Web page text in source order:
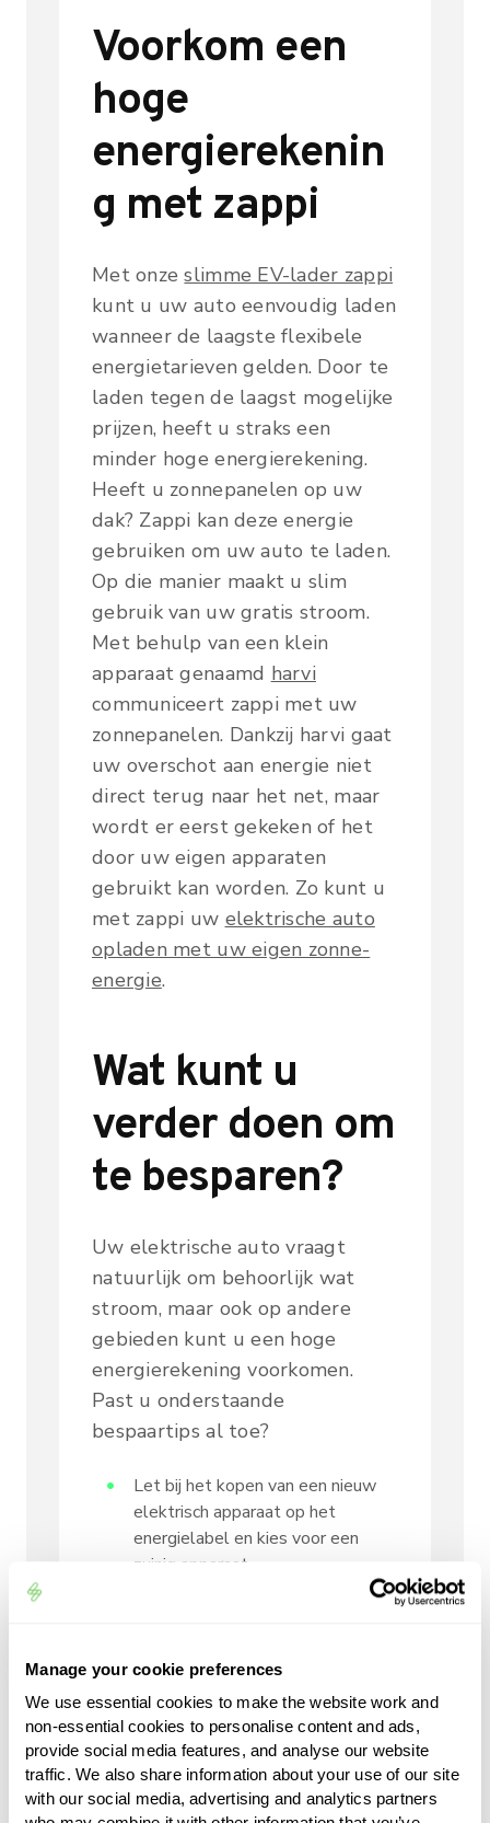
Manage your cookie preferences
We use essential cookies to make the website work and
non-essential cookies to personalise content and ads,
provide social media features, and analyse our website
traffic. We also share information about your use of our site
with our social media, advertising and analytics partners
Voorkom een
hoge
energierekenin
g met zappi
Met onzeslimme EV-lader zappi
kunt u uw auto eenvoudig laden
wanneer de laagste flexibele
energietarieven gelden. Door te
laden tegen de laagst mogelijke
prijzen, heeft u straks een
minder hoge energierekening.
Heeft u zonnepanelen op uw
dak? Zappi kan deze energie
gebruiken om uw auto te laden.
Op die manier maakt u slim
gebruik van uw gratis stroom.
Met behulp van een klein
apparaat genaamd harvi
communiceert zappi met uw
zonnepanelen. Dankzij harvi gaat
uw overschot aan energie niet
direct terug naar het net, maar
wordt er eerst gekeken of het
door uw eigen apparaten
gebruikt kan worden. Zo kunt u
met zappi uw elektrische auto
opladen met uw eigen zonne-
energie.
Wat kunt u
verder doen om
te besparen?
Uw elektrische auto vraagt
natuurlijk om behoorlijk wat
stroom, maar ook op andere
gebieden kunt u een hoge
energierekening voorkomen.
Past u onderstaande
bespaartips al toe?
Let bij het kopen van een nieuw
elektrisch apparaat op het
energielabel en kies voor een
zuinig apparaat.
ledverlichting.
Bent u een tijd niet aanwezig in
een bepaalde ruimte? Doe dan
het licht en de verwarming uit.
Vergeet u vaak om de lamp uit te